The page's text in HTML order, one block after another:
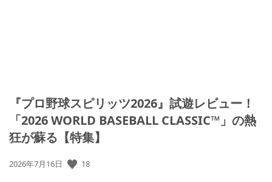
『プロ野球スピリッツ2026』試遊レビュー！
「2026 WORLD BASEBALL CLASSIC™」の熱
狂が蘇る【特集】
公
2026年7月16日 18